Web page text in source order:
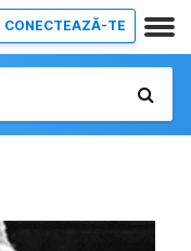
CONECTEAZĂ-TE